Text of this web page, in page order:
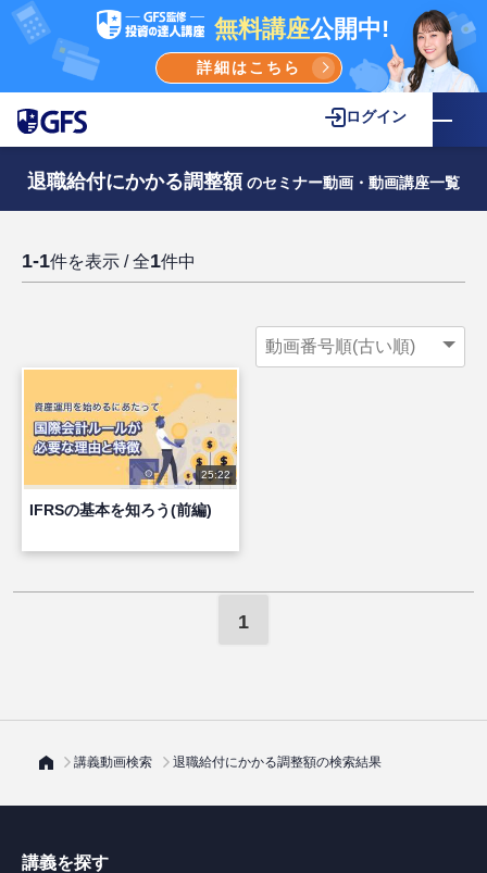
無料講座公開中!
詳細はこちら
ログイン
退職給付にかかる調整額 のセミナー動画・動画講座一覧
1-1件を表示 / 全1件中
25:22
IFRSの基本を知ろう(前編)
1
講義動画検索 退職給付にかかる調整額の検索結果
講義を探す